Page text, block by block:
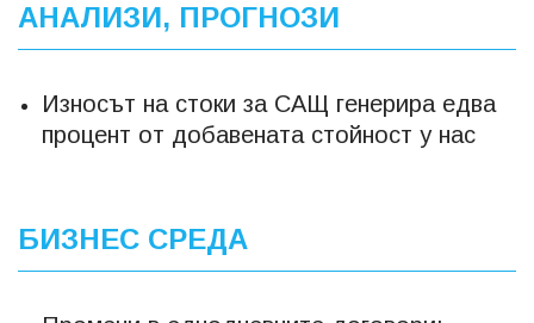
АНАЛИЗИ, ПРОГНОЗИ
Износът на стоки за САЩ генерира едва
процент от добавената стойност у нас
БИЗНЕС СРЕДА